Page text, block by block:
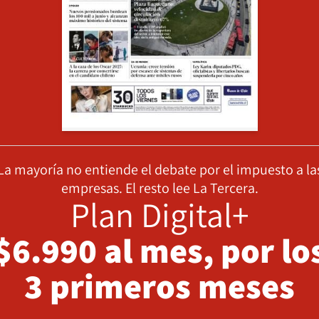
mayoría no entiende el debate por el impuesto a
empresas. El resto lee La Tercera.
Plan Digital+
al mes, por
3 primeros meses